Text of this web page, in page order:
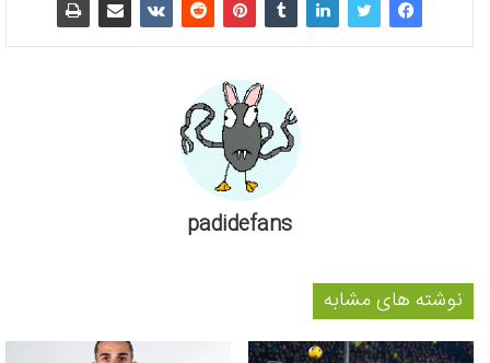
padidefans
نوشته های مشابه